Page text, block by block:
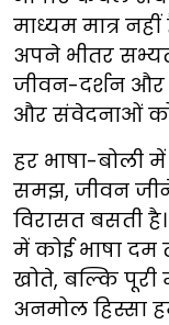
माध्यम मात्र
अपने भीतर
जीवन-दर्शन और
और संवेदनाओं
हर भाषा-बोली
समझ, जीवन
विरासत बसती
में कोई भाषा दम
खोते, बल्कि
अनमोल हिस्सा